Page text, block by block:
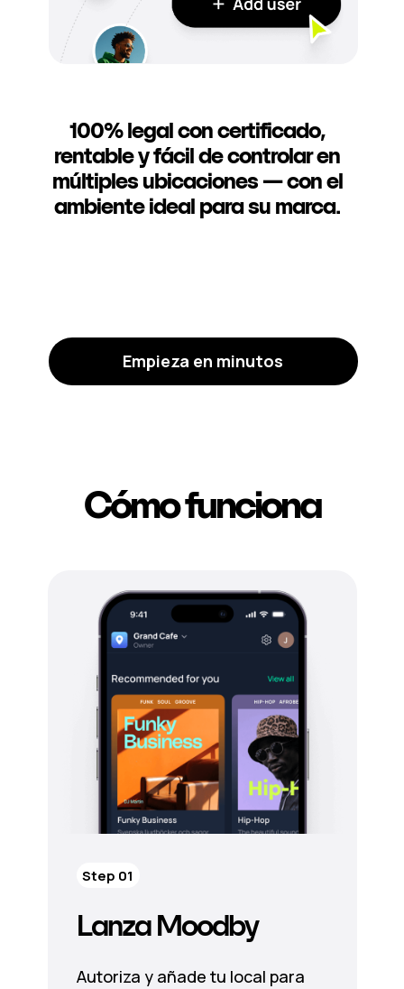
100% legal con certificado,
rentable y fácil de controlar en
múltiples ubicaciones — con el
ambiente ideal para su marca.
Empieza en minutos
Cómo funciona
Lanza Moodby
Autoriza y añade tu local para
Step 01